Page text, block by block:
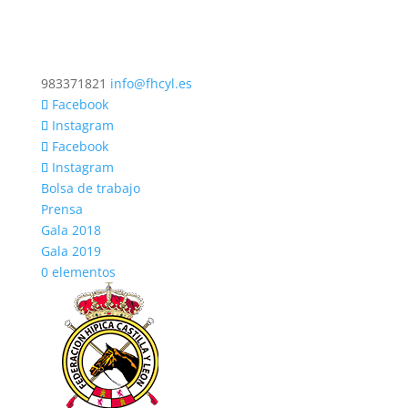
983371821 info@fhcyl.es
Facebook
Instagram
Facebook
Instagram
Bolsa de trabajo
Prensa
Gala 2018
Gala 2019
0 elementos